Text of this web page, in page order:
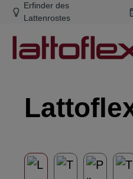
Hauptinhalt springen
Zur Suche springen
Zur Hauptnavigation
Erfinder des
Lattenrostes
Bildergalerie